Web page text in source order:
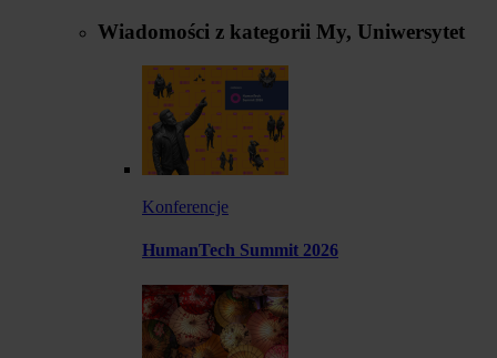
Wiadomości z kategorii My, Uniwersytet
Konferencje
HumanTech Summit 2026